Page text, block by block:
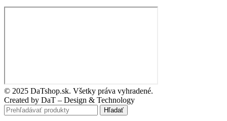
© 2025 DaTshop.sk. Všetky práva vyhradené.
Created by DaT – Design & Technology
Hľadať